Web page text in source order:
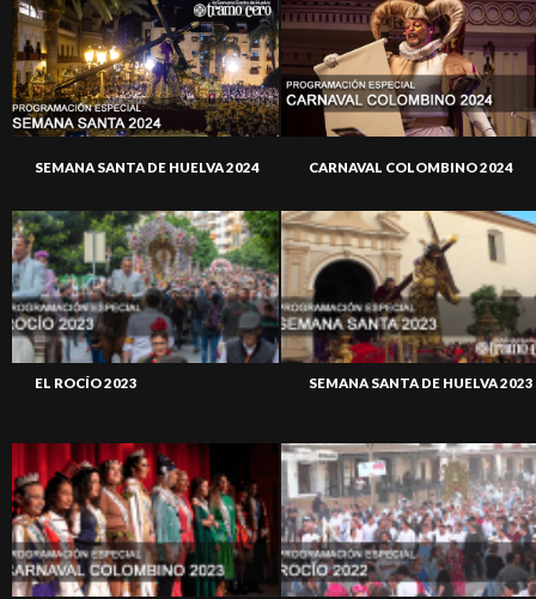
SEMANA SANTA DE HUELVA 2024 CARNAVAL COLOMBINO 2024
EL ROCÍO 2023 SEMANA SANTA DE HUELVA 2023